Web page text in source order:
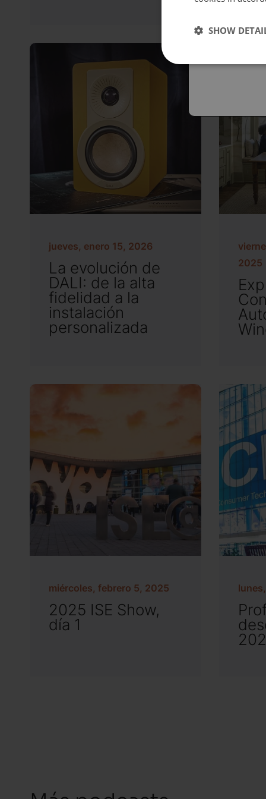
jueves, enero 15, 2026
La evolución de
DALI: de la alta
fidelidad a la
instalación
personalizada
2025
miércoles, febrero 5, 2025
2025 ISE Show,
día 1
SHOW